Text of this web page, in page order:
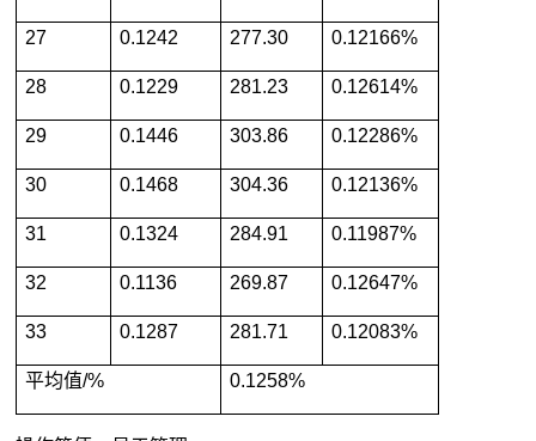
27 0.1242 277.30 0.12166%
28 0.1229 281.23 0.12614%
29 0.1446 303.86 0.12286%
30 0.1468 304.36 0.12136%
31 0.1324 284.91 0.11987%
32 0.1136 269.87 0.12647%
33 0.1287 281.71 0.12083%
平均值/% 0.1258%